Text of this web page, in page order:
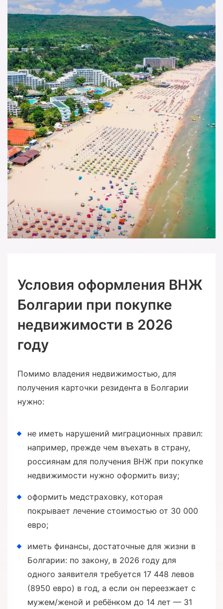
Условия оформления ВНЖ
Болгарии при покупке
недвижимости в 2026
году
Помимо владения недвижимостью, для
получения карточки резидента в Болгарии
нужно:
не иметь нарушений миграционных правил:
например, прежде чем въехать в страну,
россиянам для получения ВНЖ при покупке
недвижимости нужно оформить визу;
оформить медстраховку, которая
покрывает лечение стоимостью от 30 000
евро;
иметь финансы, достаточные для жизни в
Болгарии: по закону, в 2026 году для
одного заявителя требуется 17 448 левов
(8950 евро) в год, а если он переезжает с
мужем/женой и ребёнком до 14 лет — 31